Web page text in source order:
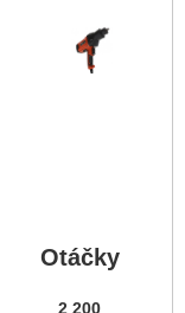
Otáčky
2 200